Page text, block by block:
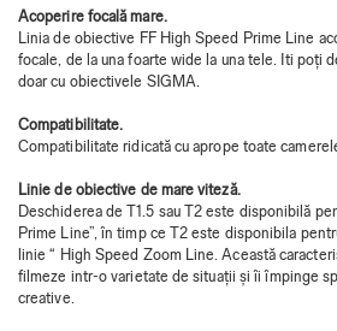
Acoperire focală mare.
Linia de obiective FF High Speed ​​Prime Line
focale, de la una foarte wide la una tele. Iti poți
doar cu obiectivele SIGMA.
Compatibilitate.
Compatibilitate ridicată cu aprope toate
Linie de obiective de mare viteză.
Deschiderea de T1.5 sau T2 este disponibilă
Prime Line”, în timp ce T2 este disponibila
linie “ High Speed Zoom Line. Această
filmeze intr-o varietate de situații și îi împinge
creative.